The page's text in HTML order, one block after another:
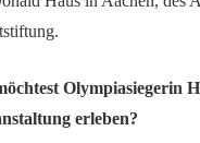
Olympiasiegerin
erleben?